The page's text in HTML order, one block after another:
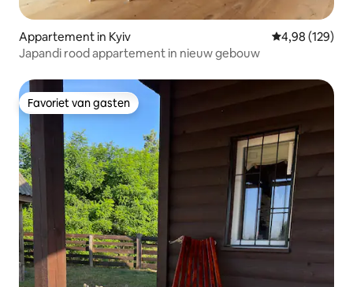
Appartement in Kyiv Gemiddelde
4,98 (129)
Japandi rood appartement in nieuw gebouw
Favoriet van gasten
Favoriet van gasten